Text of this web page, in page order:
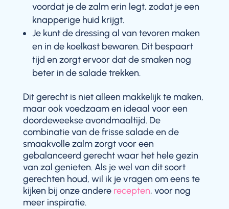
voordat je de zalm erin legt, zodat je een
knapperige huid krijgt.
Je kunt de dressing al van tevoren maken
en in de koelkast bewaren. Dit bespaart
tijd en zorgt ervoor dat de smaken nog
beter in de salade trekken.
Dit gerecht is niet alleen makkelijk te maken,
maar ook voedzaam en ideaal voor een
doordeweekse avondmaaltijd. De
combinatie van de frisse salade en de
smaakvolle zalm zorgt voor een
gebalanceerd gerecht waar het hele gezin
van zal genieten. Als je wel van dit soort
gerechten houd, wil ik je vragen om eens te
kijken bij onze andere recepten, voor nog
meer inspiratie.